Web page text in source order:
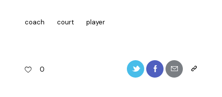
coach court player
0
Twitter-FacebookShare- Copy